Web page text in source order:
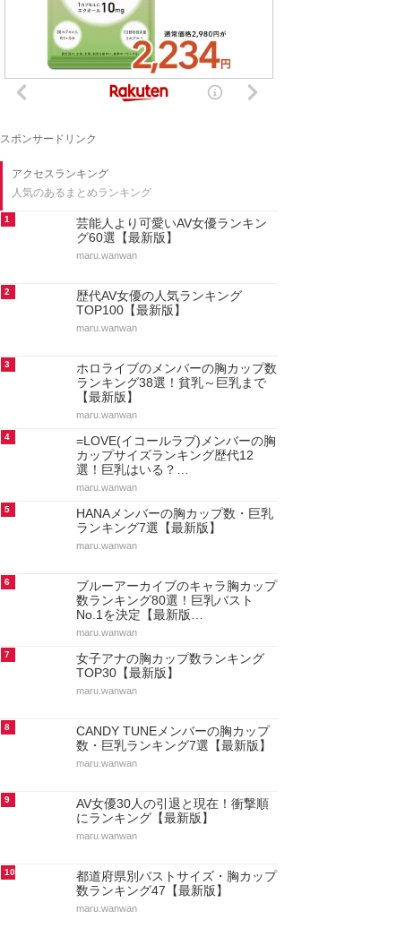
スポンサードリンク
アクセスランキング
人気のあるまとめランキング
1
芸能人より可愛いAV女優ランキン
グ60選【最新版】
maru.wanwan
2
歴代AV女優の人気ランキング
TOP100【最新版】
maru.wanwan
3
ホロライブのメンバーの胸カップ数
ランキング38選！貧乳～巨乳まで
【最新版】
maru.wanwan
4
=LOVE(イコールラブ)メンバーの胸
カップサイズランキング歴代12
選！巨乳はいる？…
maru.wanwan
5
HANAメンバーの胸カップ数・巨乳
ランキング7選【最新版】
maru.wanwan
6
ブルーアーカイブのキャラ胸カップ
数ランキング80選！巨乳バスト
No.1を決定【最新版…
maru.wanwan
7
女子アナの胸カップ数ランキング
TOP30【最新版】
maru.wanwan
8
CANDY TUNEメンバーの胸カップ
数・巨乳ランキング7選【最新版】
maru.wanwan
9
AV女優30人の引退と現在！衝撃順
にランキング【最新版】
maru.wanwan
10
都道府県別バストサイズ・胸カップ
数ランキング47【最新版】
maru.wanwan